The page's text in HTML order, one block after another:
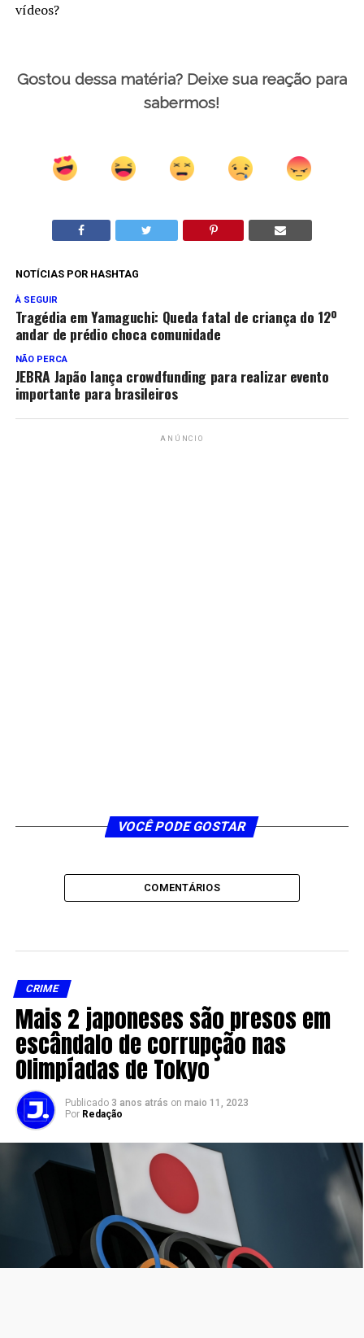
vídeos?
Gostou dessa matéria? Deixe sua reação para
sabermos!
NOTÍCIAS POR HASHTAG
À SEGUIR
Tragédia em Yamaguchi: Queda fatal de criança do 12º
andar de prédio choca comunidade
NÃO PERCA
JEBRA Japão lança crowdfunding para realizar evento
importante para brasileiros
ANÚNCIO
VOCÊ PODE GOSTAR
COMENTÁRIOS
CRIME
Mais 2 japoneses são presos em
escândalo de corrupção nas
Olimpíadas de Tokyo
Publicado 3 anos atrás on maio 11, 2023
Por Redação